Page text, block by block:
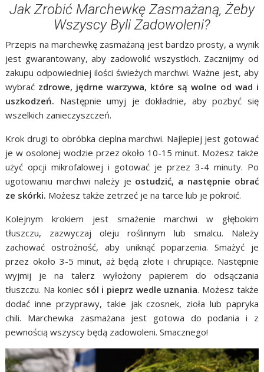
Jak Zrobić Marchewkę Zasmażaną, Żeby
Wszyscy Byli Zadowoleni?
Przepis na marchewkę zasmażaną jest bardzo prosty, a wynik
jest gwarantowany, aby zadowolić wszystkich. Zacznijmy od
zakupu odpowiedniej ilości świeżych marchwi. Ważne jest, aby
wybrać zdrowe, jędrne warzywa, które są wolne od wad i
uszkodzeń. Następnie umyj je dokładnie, aby pozbyć się
wszelkich zanieczyszczeń.
Krok drugi to obróbka cieplna marchwi. Najlepiej jest gotować
je w osolonej wodzie przez około 10-15 minut. Możesz także
użyć opcji mikrofalowej i gotować je przez 3-4 minuty. Po
ugotowaniu marchwi należy je ostudzić, a następnie obrać
ze skórki. Możesz także zetrzeć je na tarce lub je pokroić.
Kolejnym krokiem jest smażenie marchwi w głębokim
tłuszczu, zazwyczaj oleju roślinnym lub smalcu. Należy
zachować ostrożność, aby uniknąć poparzenia. Smażyć je
przez około 3-5 minut, aż będą złote i chrupiące. Następnie
wyjmij je na talerz wyłożony papierem do odsączania
tłuszczu. Na koniec sól i pieprz wedle uznania. Możesz także
dodać inne przyprawy, takie jak czosnek, zioła lub papryka
chili. Marchewka zasmażana jest gotowa do podania i z
pewnością wszyscy będą zadowoleni. Smacznego!